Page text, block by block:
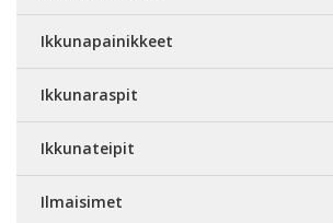
Ikkunapainikkeet
Ikkunaraspit
Ikkunateipit
Ilmaisimet